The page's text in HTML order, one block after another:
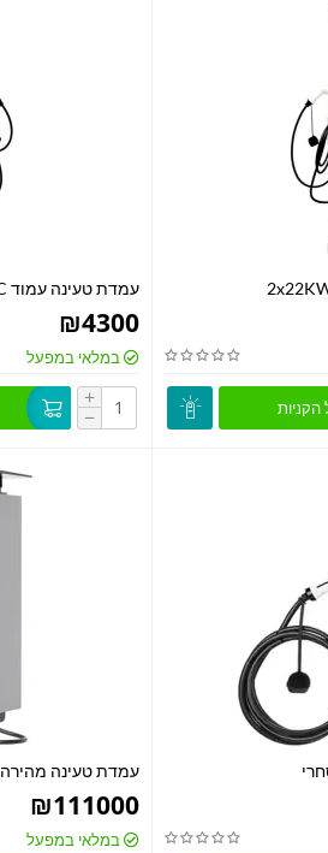
עמדת טעינה עמוד 22KW AC מסחרי
₪4300
במלאי במפעל
+
−
עמדת טעינה מהירה 400KW DC מסחרית
₪111000
במלאי במפעל